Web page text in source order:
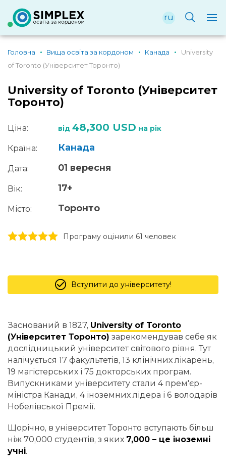
ru
Головна Вища освіта за кордоном Канада
University
of Toronto (Університет Торонто)
University of Toronto (Університет
Торонто)
Ціна: від 48,300 USD на рік
Країна: Канада
Дата: 01 вересня
Вік: 17+
Місто: Торонто
5 stars
4 stars
3 stars
2 stars
1 stars Програму оцінили 61 человек
Вступити до університету!
Заснований в 1827, University of Toronto
(Університет Торонто) зарекомендував себе як
дослідницький університет світового рівня. Тут
налічується 17 факультетів, 13 клінічних лікарень,
19 магістерських і 75 докторських програм.
Випускниками університету стали 4 прем'єр-
міністра Канади, 4 іноземних лідера і 6 володарів
Нобелівської Премії.
Щорічно, в університет Торонто вступають більш
ніж 70,000 студентів, з яких 7,000 – це іноземні
учні.